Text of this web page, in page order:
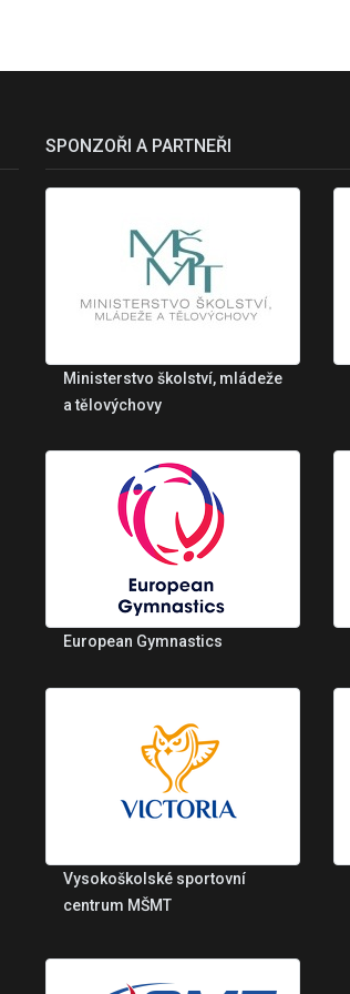
SPONZOŘI A PARTNEŘI
Ministerstvo školství, mládeže
a tělovýchovy
European Gymnastics
Vysokoškolské sportovní
centrum MŠMT